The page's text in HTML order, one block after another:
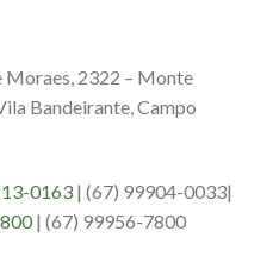
Moraes, 2322 – Monte
Bandeirante, Campo
0163 | (67) 99904-0033|
| (67) 99956-7800